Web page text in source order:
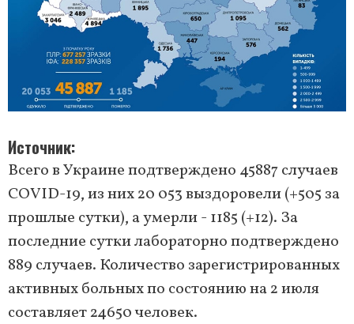
Источник
Всего в Украине подтверждено 45887 случаев
COVID-19, из них 20 053 выздоровели (+505 за
прошлые сутки), а умерли - 1185 (+12). За
последние сутки лабораторно подтверждено
889 случаев. Количество зарегистрированных
активных больных по состоянию на 2 июля
составляет 24650 человек.